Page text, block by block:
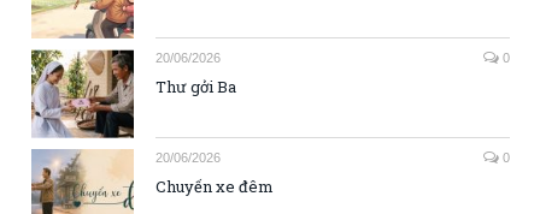
20/06/2026 0
Thư gởi Ba
20/06/2026 0
Chuyến xe đêm